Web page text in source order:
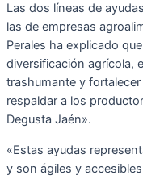
Las dos líneas de
las de empresas
Perales ha explicado
diversificación agrícola,
trashumante y
respaldar a los
Degusta Jaén».
«Estas ayudas
y son ágiles y